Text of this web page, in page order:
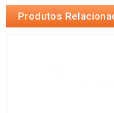
Produtos